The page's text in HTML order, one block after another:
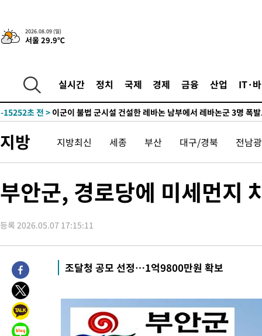
2026.08.09 (일)
서울 29.9℃
실시간 정치 국제 경제 금융 산업 IT·
-10378초 전 >“美 이란전 무기 소진…북한과 분쟁시 주한 미군 취약해질 수
-24979초 전 >'여긴 20도, 저긴 50도'…열화상 카메라로 본 폭염 저감시설 '
-18044초 전 >
튀르키예 외무장관, "메카 3국 방위협정은 이란이 목표 아냐 "
-15252초 전 >
부상
-12370초 전 > [속보]美중부 사령관, 이스라엘 긴급방문 다중화된 전선 상황
보, 언론 누출”
-10403초 전 >
‘축구의 신’ 아르헨티나 축구 선수 메시의 부친 지병 별세
-10378초 전 >“美 이란전 무기 소진…북한과 분쟁시 주한 미군 취약해질 수
차'
-24450초 전 >콜롬비아 신임 우파 대통령 취임 하루만에 차량폭탄 폭발 사건
-15252초 전 >이군이 불법 군시설 건설한 레바논 남부에서 레바논군 3명 폭
-12370초 전 >[속보]美중부 사령관, 이스라엘 긴급방문 다중화된 전선 상황
-10434초 전 >
美 국방부, 켄달 전 공군장관 보안허가 취소…“에어포스원 기
보, 언론 누출”
-10403초 전 >
‘축구의 신’ 아르헨티나 축구 선수 메시의 부친 지병 별세
-10378초 전 >
지방 지방최신 세종 부산 대구/경북 전남
부안군, 경로당에 미세먼지
등록 2026.05.07 17:15:11
조달청 공모 선정…1억9800만원 확보